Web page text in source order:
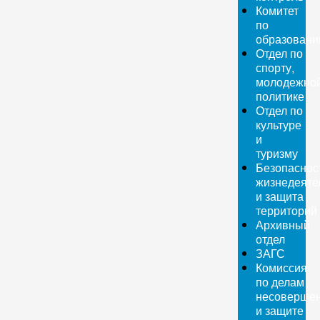
Комитет
по
Отдел по
спорту,
политике
Отдел по
культуре
и
туризму
и защита
территорий
Архивный
отдел
ЗАГС
Комиссия
по делам
и защите